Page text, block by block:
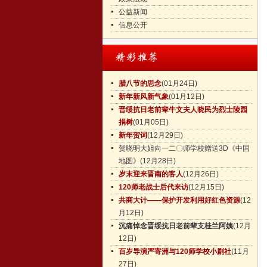
公益新闻
信息公开
腊八节的思念(01月24日)
新年新风新气象(01月12日)
晋绥抗日老前辈牛文夫人晓民为烈士陵园
捐树(01月05日)
新年贺词(12月29日)
贺晓明大姐向一二〇师学校赠送3D《中国
地图》 (12月28日)
岁末迎来晋南的客人(12月26日)
120师老战士后代来访(12月15日)
共商大计——保护开发利用好红色资源(12
月12日)
沉痛悼念晋绥抗日老前辈支桂兰阿姨(12月
12日)
百岁导演严寄洲与120师学校小剧社(11月
27日)